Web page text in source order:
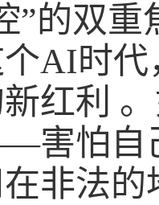
”的双
AI时
红利
害怕自
非法的